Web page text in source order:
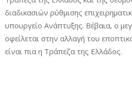
διαδικασιών ρύθμισης
υπουργείο Ανάπτυξης. Βέβαια, ο
οφείλεται στην αλλαγή του
είναι πια η Τράπεζα της Ελλάδος.